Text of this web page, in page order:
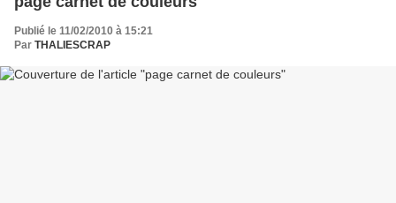
Publié le 11/02/2010 à 15:21
Par THALIESCRAP